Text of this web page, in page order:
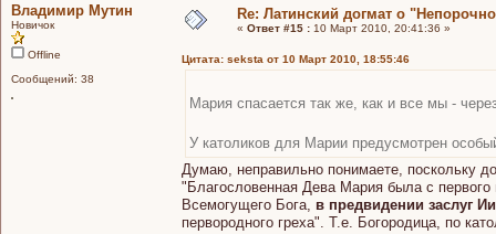
Владимир Мутин
Новичок
Offline
Сообщений: 38
Re: Латинский догмат о
« Ответ #15 : 10 Март 2010, 20:41:36 »
Цитата: seksta от 10 Март 2010, 18:55:46
Мария спасается так же, как и все мы -
У католиков для Марии предусмотрен
Думаю, неправильно понимаете, поскольку
"Благословенная Дева Мария была с первого
Всемогущего Бога, в предвидении заслуг
первородного греха". Т.е. Богородица, по